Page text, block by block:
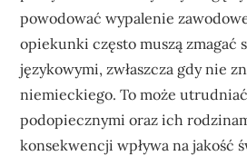
powodować wypalenie
opiekunki często muszą zmagać
językowymi, zwłaszcza gdy nie
niemieckiego. To może
podopiecznymi oraz ich
konsekwencji wpływa na jakość